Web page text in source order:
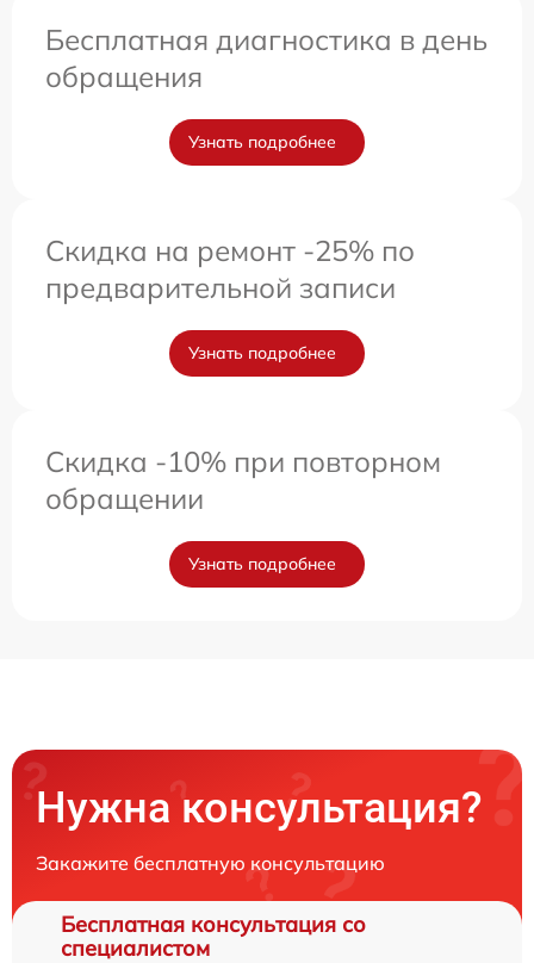
Бесплатная диагностика в день
обращения
Узнать подробнее
Скидка на ремонт -25% по
предварительной записи
Узнать подробнее
Скидка -10% при повторном
обращении
Узнать подробнее
Нужна консультация?
Закажите бесплатную консультацию
Бесплатная консультация со
специалистом